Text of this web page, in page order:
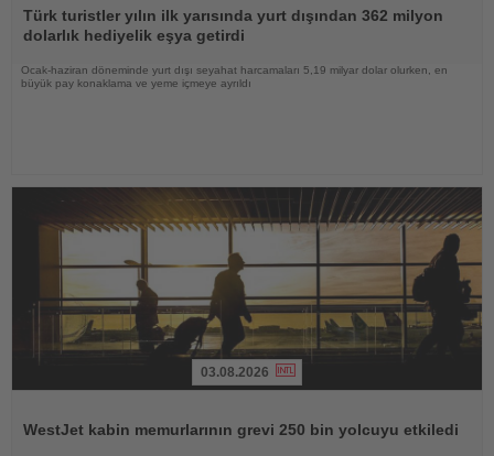
Oku
Türk turistler yılın ilk yarısında yurt dışından 362 milyon
dolarlık hediyelik eşya getirdi
Ocak-haziran döneminde yurt dışı seyahat harcamaları 5,19 milyar dolar olurken, en
büyük pay konaklama ve yeme içmeye ayrıldı
03.08.2026
WestJet kabin memurlarının grevi 250 bin yolcuyu etkiledi